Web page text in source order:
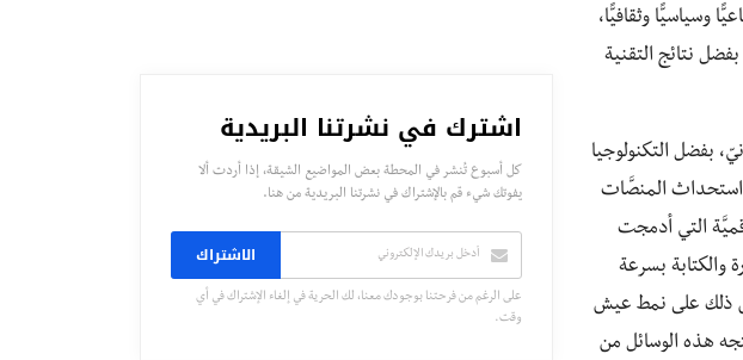
وسياسيًّا وثقافيًّا،
نتائج التقنية
بفضل التكنولوجيا
المنصَّات
التي أدمجت
بسرعة
ذلك على نمط عيش
هذه الوسائل من
اشترك في نشرتنا البريدية
كل أسبوع تُنشر في المحطة بعض المواضيع الشيقة، إذا أردت ألا
يفوتك شيء قم بالإشتراك في نشرتنا البريدية من هنا.
الاشتراك
على الرغم من فرحتنا بوجودك معنا، لك الحرية في إلغاء الإشتراك في أي
وقت.